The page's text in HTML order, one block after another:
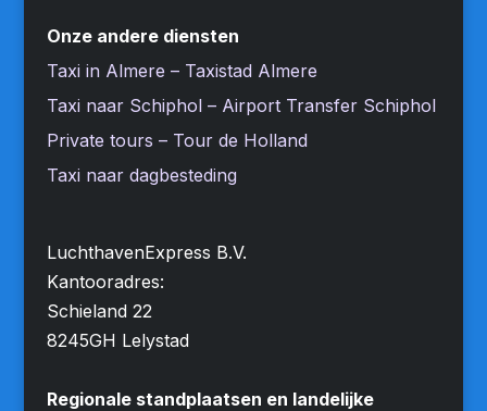
Onze andere diensten
Taxi in Almere – Taxistad Almere
Taxi naar Schiphol – Airport Transfer Schiphol
Private tours – Tour de Holland
Taxi naar dagbesteding
LuchthavenExpress B.V.
Kantooradres:
Schieland 22
8245GH Lelystad
Regionale standplaatsen en landelijke